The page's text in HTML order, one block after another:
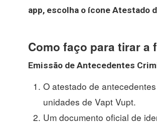
app, escolha o ícone Atestado
Como faço para tirar a
Emissão de Antecedentes
O atestado de
unidades de Vapt Vupt.
Um documento oficial de